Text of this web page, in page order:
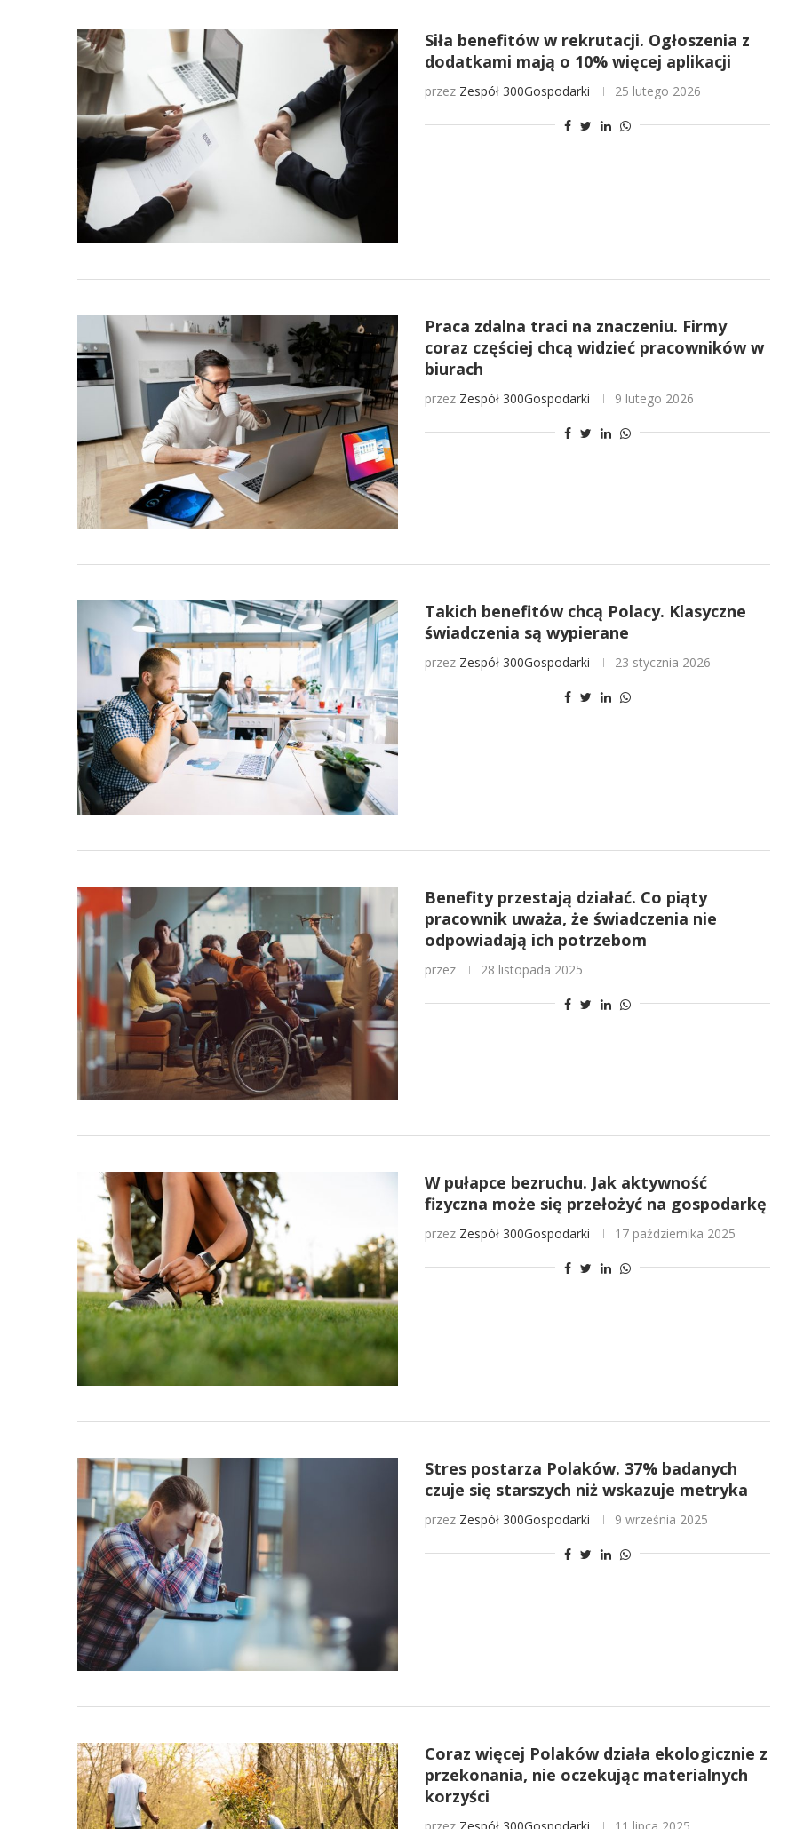
Siła benefitów w rekrutacji. Ogłoszenia z
dodatkami mają o 10% więcej aplikacji
przez Zespół 300Gospodarki 25 lutego 2026
Praca zdalna traci na znaczeniu. Firmy
coraz częściej chcą widzieć pracowników w
biurach
przez Zespół 300Gospodarki 9 lutego 2026
Takich benefitów chcą Polacy. Klasyczne
świadczenia są wypierane
przez Zespół 300Gospodarki 23 stycznia 2026
Benefity przestają działać. Co piąty
pracownik uważa, że świadczenia nie
odpowiadają ich potrzebom
przez 28 listopada 2025
W pułapce bezruchu. Jak aktywność
fizyczna może się przełożyć na gospodarkę
przez Zespół 300Gospodarki 17 października 2025
Stres postarza Polaków. 37% badanych
czuje się starszych niż wskazuje metryka
przez Zespół 300Gospodarki 9 września 2025
Coraz więcej Polaków działa ekologicznie z
przekonania, nie oczekując materialnych
korzyści